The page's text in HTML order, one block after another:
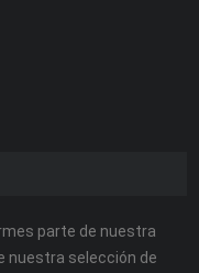
parte de nuestra
nuestra selección de